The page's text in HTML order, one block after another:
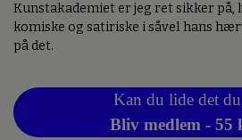
Kunstakademiet er jeg ret sikker på,
komiske og satiriske i såvel hans
på det.
Kan du lide det
Bliv medlem - 55